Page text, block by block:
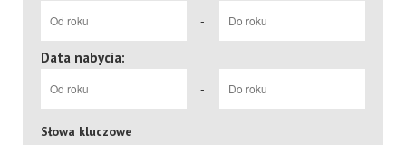
-
Data nabycia:
-
Słowa kluczowe